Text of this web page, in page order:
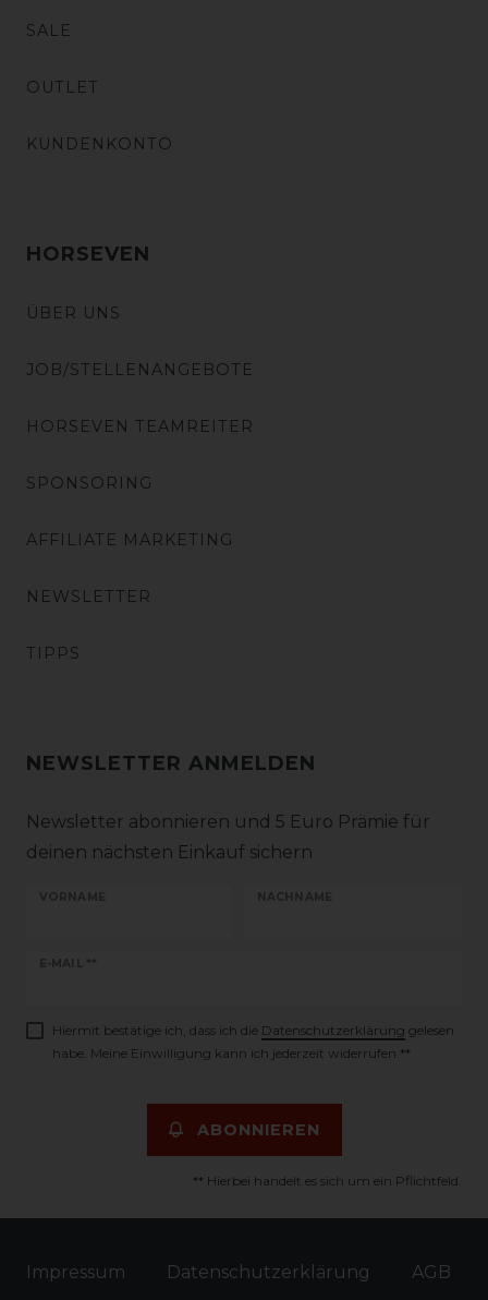
SALE
OUTLET
KUNDENKONTO
HORSEVEN
ÜBER UNS
JOB/STELLENANGEBOTE
HORSEVEN TEAMREITER
SPONSORING
AFFILIATE MARKETING
NEWSLETTER
TIPPS
NEWSLETTER ANMELDEN
Newsletter abonnieren und 5 Euro Prämie für
deinen nächsten Einkauf sichern
VORNAME NACHNAME
E-MAIL **
Newsletter
Hiermit bestätige ich, dass ich die Daten­schutz­erklärung gelesen
habe. Meine Einwilligung kann ich jederzeit widerrufen.**
ABONNIEREN
** Hierbei handelt es sich um ein Pflichtfeld.
Impressum Daten­schutz­erklärung AGB